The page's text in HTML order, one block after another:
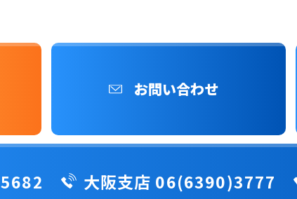
お問い合わせ
大阪支店 06(6390)3777